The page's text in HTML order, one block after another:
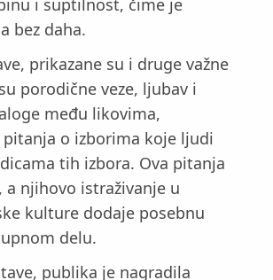
i suptilnost, čime je
bez daha.
prikazane su i druge važne
porodične veze, ljubav i
među likovima,
o izborima koje ljudi
tih izbora. Ova pitanja
a njihovo istraživanje u
kulture dodaje posebnu
delu.
publika je nagradila